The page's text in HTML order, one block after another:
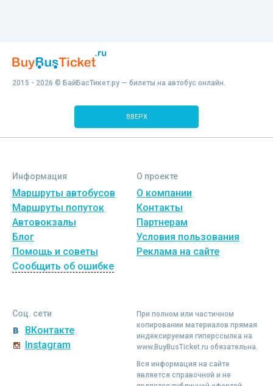
2015 - 2026 © БайБасТикет.ру — билеты на автобус онлайн.
ВВЕРХ
Информация
Маршруты автобусов
Маршруты попуток
Автовокзалы
Блог
Помощь и советы
Сообщить об ошибке
О проекте
О компании
Контакты
Партнерам
Условия пользования
Реклама на сайте
Соц. сети
ВКонтакте
Instagram
При полном или частичном
копировании материалов прямая
индексируемая гиперссылка на
www.BuyBusTicket.ru обязательна.
Вся информация на сайте
является справочной и не